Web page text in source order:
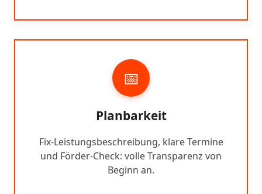
📅
Planbarkeit
Fix-Leistungsbeschreibung, klare Termine
und Förder-Check: volle Transparenz von
Beginn an.